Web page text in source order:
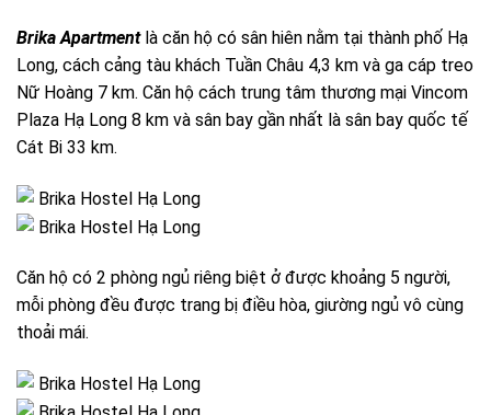
Brika Apartmentlà căn hộ có sân hiên nằm tại thành phố Hạ
Long, cách cảng tàu khách Tuần Châu 4,3 km và ga cáp treo
Nữ Hoàng 7 km. Căn hộ cách trung tâm thương mại Vincom
Plaza Hạ Long 8 km và sân bay gần nhất là sân bay quốc tế
Cát Bi 33 km.
Căn hộ có 2 phòng ngủ riêng biệt ở được khoảng 5 người,
mỗi phòng đều được trang bị điều hòa, giường ngủ vô cùng
thoải mái.